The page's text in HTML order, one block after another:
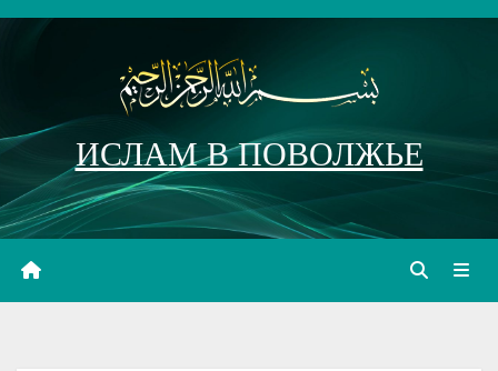
Перейти
ИСЛАМ В ПОВОЛЖЬЕ